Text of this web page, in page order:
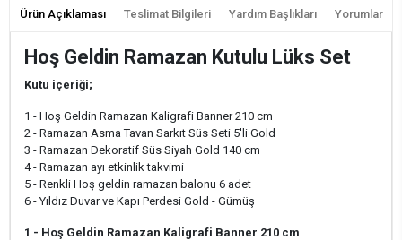
Ürün Açıklaması Teslimat Bilgileri Yardım Başlıkları Yorumlar
Hoş Geldin Ramazan Kutulu Lüks Set
Kutu içeriği;
1 - Hoş Geldin Ramazan Kaligrafi Banner 210 cm
2 - Ramazan Asma Tavan Sarkıt Süs Seti 5'li Gold
3 - Ramazan Dekoratif Süs Siyah Gold 140 cm
4 - Ramazan ayı etkinlik takvimi
5 - Renkli Hoş geldin ramazan balonu 6 adet
6 - Yıldız Duvar ve Kapı Perdesi Gold - Gümüş
1 - Hoş Geldin Ramazan Kaligrafi Banner 210 cm